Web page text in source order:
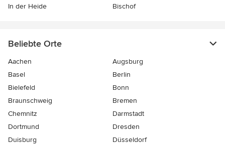
In der Heide
Bischof
Beliebte Orte
Aachen
Augsburg
Basel
Berlin
Bielefeld
Bonn
Braunschweig
Bremen
Chemnitz
Darmstadt
Dortmund
Dresden
Duisburg
Düsseldorf